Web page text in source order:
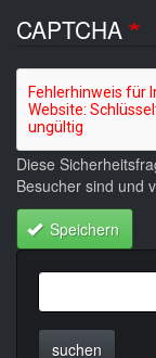
CAPTCHA
Diese
Besucher sind und
Speichern
suchen